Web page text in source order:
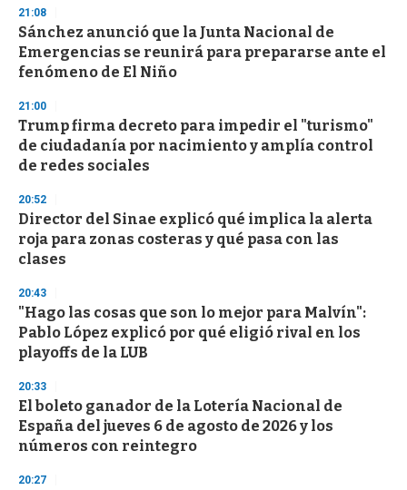
d
s
21:08
Sánchez anunció que la Junta Nacional de
Emergencias se reunirá para prepararse ante el
fenómeno de El Niño
21:00
Trump firma decreto para impedir el "turismo"
de ciudadanía por nacimiento y amplía control
de redes sociales
20:52
Director del Sinae explicó qué implica la alerta
roja para zonas costeras y qué pasa con las
clases
20:43
"Hago las cosas que son lo mejor para Malvín":
Pablo López explicó por qué eligió rival en los
playoffs de la LUB
20:33
El boleto ganador de la Lotería Nacional de
España del jueves 6 de agosto de 2026 y los
números con reintegro
20:27